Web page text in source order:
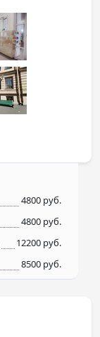
4800 руб.
4800 руб.
12200 руб.
8500 руб.